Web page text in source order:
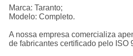
Marca: Taranto;
Modelo: Completo.
A nossa empresa comercializa
de fabricantes certificado pelo ISO